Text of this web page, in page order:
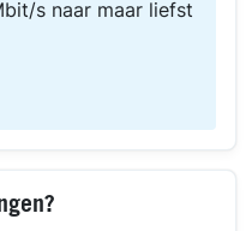
s naar maar liefst